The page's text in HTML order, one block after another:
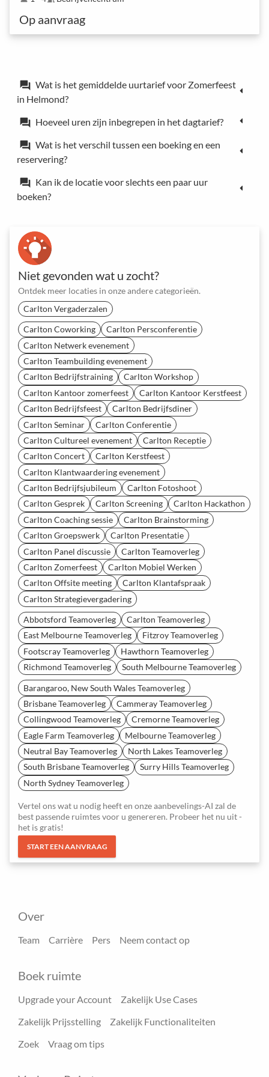
Op aanvraag
forum Wat is het gemiddelde uurtarief voor Zomerfeest
in Helmond?
forum Hoeveel uren zijn inbegrepen in het dagtarief?
forum Wat is het verschil tussen een boeking en een
reservering?
forum Kan ik de locatie voor slechts een paar uur
boeken?
Niet gevonden wat u zocht?
Ontdek meer locaties in onze andere categorieën.
Carlton Vergaderzalen
Carlton Coworking
Carlton Persconferentie
Carlton Netwerk evenement
Carlton Teambuilding evenement
Carlton Bedrijfstraining
Carlton Workshop
Carlton Kantoor zomerfeest
Carlton Kantoor Kerstfeest
Carlton Bedrijfsfeest
Carlton Bedrijfsdiner
Carlton Seminar
Carlton Conferentie
Carlton Cultureel evenement
Carlton Receptie
Carlton Concert
Carlton Kerstfeest
Carlton Klantwaardering evenement
Carlton Bedrijfsjubileum
Carlton Fotoshoot
Carlton Gesprek
Carlton Screening
Carlton Hackathon
Carlton Coaching sessie
Carlton Brainstorming
Carlton Groepswerk
Carlton Presentatie
Carlton Panel discussie
Carlton Teamoverleg
Carlton Zomerfeest
Carlton Mobiel Werken
Carlton Offsite meeting
Carlton Klantafspraak
Carlton Strategievergadering
Abbotsford Teamoverleg
Carlton Teamoverleg
East Melbourne Teamoverleg
Fitzroy Teamoverleg
Footscray Teamoverleg
Hawthorn Teamoverleg
Richmond Teamoverleg
South Melbourne Teamoverleg
Barangaroo, New South Wales Teamoverleg
Brisbane Teamoverleg
Cammeray Teamoverleg
Collingwood Teamoverleg
Cremorne Teamoverleg
Eagle Farm Teamoverleg
Melbourne Teamoverleg
Neutral Bay Teamoverleg
North Lakes Teamoverleg
South Brisbane Teamoverleg
Surry Hills Teamoverleg
North Sydney Teamoverleg
Vertel ons wat u nodig heeft en onze aanbevelings-AI zal de
best passende ruimtes voor u genereren. Probeer het nu uit -
het is gratis!
START EEN AANVRAAG
Over
Team Carrière Pers Neem contact op
Boek ruimte
Upgrade your Account
Zakelijk Use Cases
Zakelijk Prijsstelling
Zakelijk Functionaliteiten
Zoek
Vraag om tips